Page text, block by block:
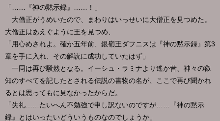
「……『神の黙示録』……！」
大僧正がうめいたので、まわりはいっせいに大僧正を見つめた。
大僧正はあえぐように王を見つめ、
「用心めされよ。確か五年前、銀嶺王ダフニスは『神の黙示録』第3
章を手に入れ、その解読に成功していたはず」
一同は再び騒然となる。イーシュ・ラミナより遙か昔、神々の叡
知のすべてを記したとされる伝説の書物の名が、ここで再び聞かれ
るとは思ってもに見なかったからだ。
「失礼……たいへん不勉強で申し訳ないのですが……『神の黙示
録』とはいったいどういうものなのでしょうか」